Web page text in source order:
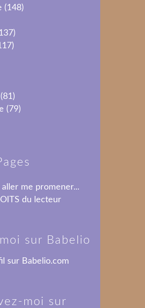
(148)
(81)
(79)
aller me promener...
du lecteur
sur Babelio
moi sur